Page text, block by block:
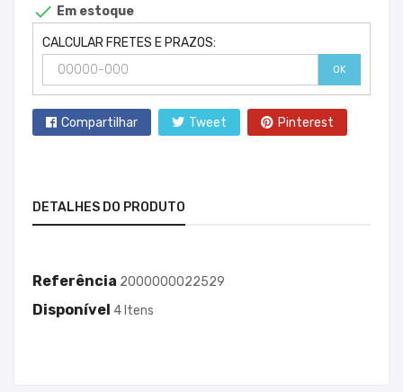
 Em estoque
CALCULAR FRETES E PRAZOS:
OK
Compartilhar Tweet Pinterest
DETALHES DO PRODUTO
Referência 2000000022529
Disponível 4 Itens